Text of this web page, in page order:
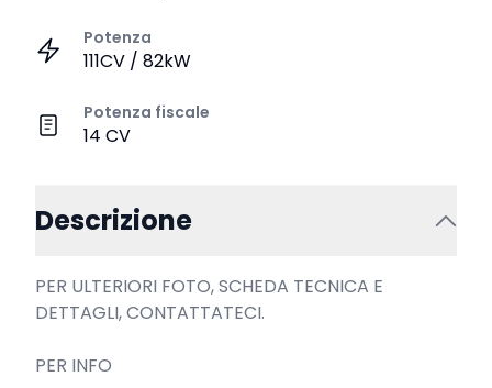
Potenza
111CV / 82kW
Potenza fiscale
14 CV
Descrizione
PER ULTERIORI FOTO, SCHEDA TECNICA E
DETTAGLI, CONTATTATECI.
PER INFO